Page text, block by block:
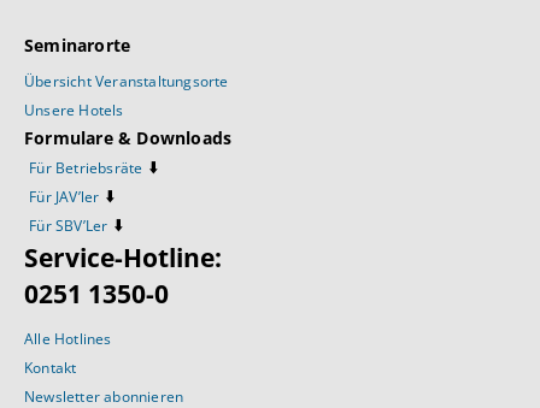
Seminarorte
Übersicht Veranstaltungsorte
Unsere Hotels
Formulare & Downloads
Für Betriebsräte ⬇️
Für JAV’ler ⬇️
Für SBV’Ler ⬇️
Service-Hotline:
0251 1350-0
Alle Hotlines
Kontakt
Newsletter abonnieren